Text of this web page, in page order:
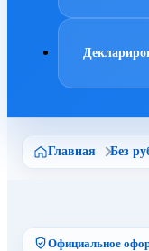
Главная Без
Официальное